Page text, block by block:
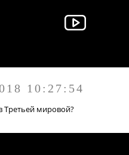
10:27:54
Третьей мировой?